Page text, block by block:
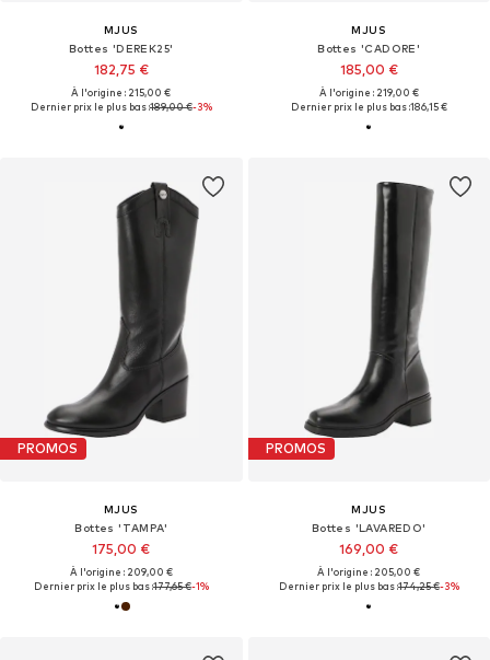
MJUS
Bottes 'DEREK25'
182,75 €
À l'origine : 215,00 €
Dernier prix le plus bas :189,00 €-3%
MJUS
Bottes 'CADORE'
185,00 €
À l'origine : 219,00 €
Dernier prix le plus bas :186,15 €
PROMOS
MJUS
Bottes 'TAMPA'
175,00 €
À l'origine : 209,00 €
Dernier prix le plus bas :177,65 €-1%
PROMOS
MJUS
Bottes 'LAVAREDO'
169,00 €
À l'origine : 205,00 €
Dernier prix le plus bas :174,25 €-3%